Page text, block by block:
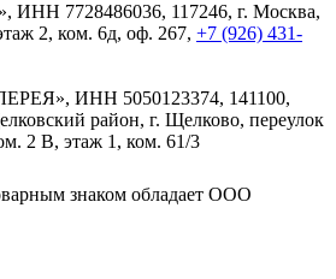
ИНН 7728486036, 117246, г. Москва,
2, ком. 6д, оф. 267, +7 (926) 431-
ИНН 5050123374, 141100,
район, г. Щелково, переулок
2 В, этаж 1, ком. 61/3
знаком обладает ООО